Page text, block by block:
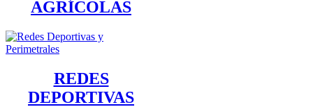
AGRÍCOLAS
REDES
DEPORTIVAS